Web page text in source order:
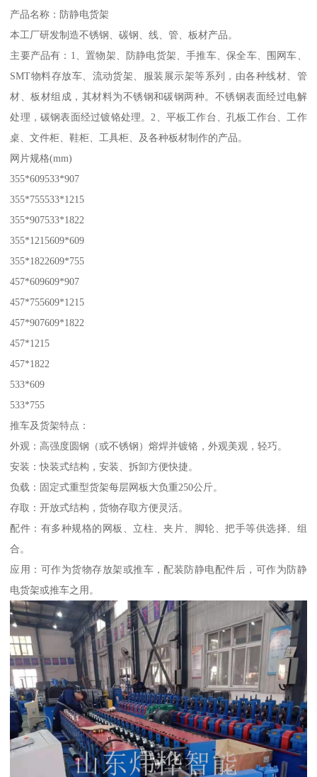
产品名称：防静电货架
本工厂研发制造不锈钢、碳钢、线、管、板材产品。
主要产品有：1、置物架、防静电货架、手推车、保全车、围网车、
SMT物料存放车、流动货架、服装展示架等系列，由各种线材、管
材、板材组成，其材料为不锈钢和碳钢两种。不锈钢表面经过电解
处理，碳钢表面经过镀铬处理。2、平板工作台、孔板工作台、工作
桌、文件柜、鞋柜、工具柜、及各种板材制作的产品。
网片规格(mm)
355*609533*907
355*755533*1215
355*907533*1822
355*1215609*609
355*1822609*755
457*609609*907
457*755609*1215
457*907609*1822
457*1215
457*1822
533*609
533*755
推车及货架特点：
外观：高强度圆钢（或不锈钢）熔焊并镀铬，外观美观，轻巧。
安装：快装式结构，安装、拆卸方便快捷。
负载：固定式重型货架每层网板大负重250公斤。
存取：开放式结构，货物存取方便灵活。
配件：有多种规格的网板、立柱、夹片、脚轮、把手等供选择、组
合。
应用：可作为货物存放架或推车，配装防静电配件后，可作为防静
电货架或推车之用。